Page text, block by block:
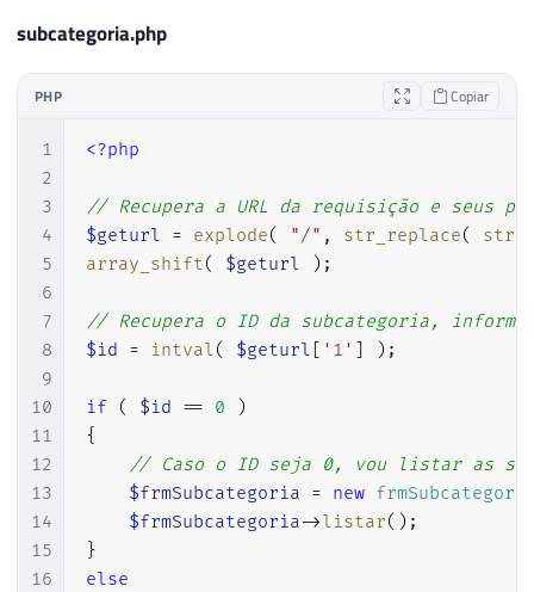
subcategoria.php
PHP Copiar
1
2
3
4
5
6
7
8
9
10
11
12
13
14
15
16
<?php
// Recupera a URL da requisição e seus
$geturl = explode( "/" , str_replace(
array_shift( $geturl ) ;
// Recupera o ID da subcategoria,
$id = intval( $geturl '1' ) ;
if ( $id == 0
)
{
// Caso o ID seja 0, vou listar as
$frmSubcategoria = new
$frmSubcategoria->listar( ) ;
}
else